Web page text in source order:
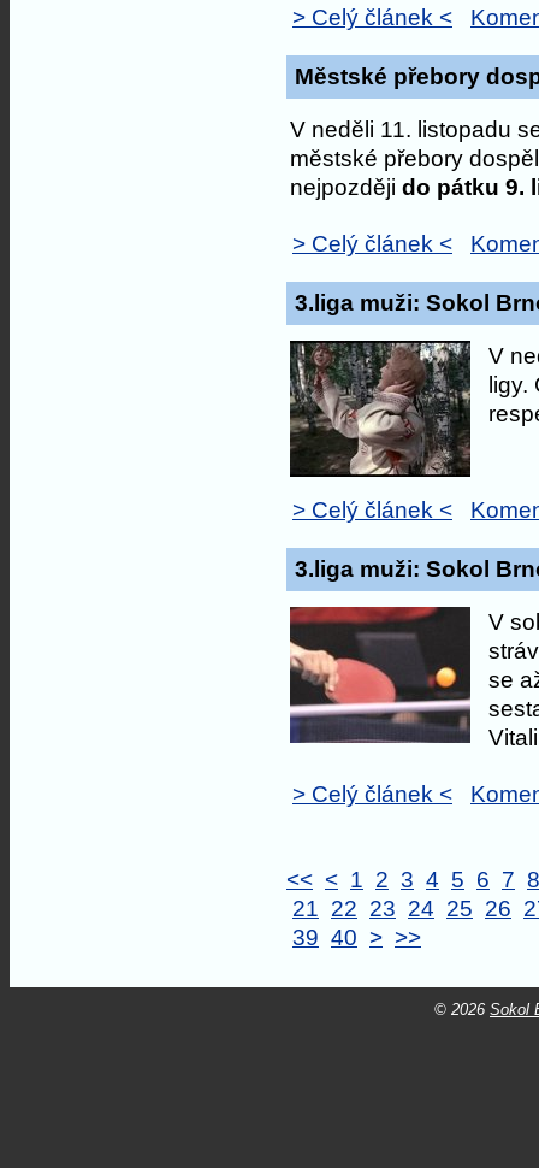
> Celý článek <
Městské přebory
V neděli 11. listopadu
městské přebory
nejpozději do pátku 9.
> Celý článek <
3.liga muži: Sokol
V
ligy.
> Celý článek <
3.liga muži: Sokol
V
se
> Celý článek <
<< < 1 2 3 4 5 6 7 8
21 22 23 24 25 26
39 40 > >>
© 2026 Sokol